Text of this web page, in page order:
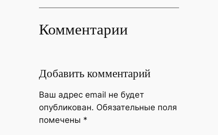
Комментарии
Добавить комментарий
Ваш адрес email не будет
опубликован. Обязательные поля
помечены *